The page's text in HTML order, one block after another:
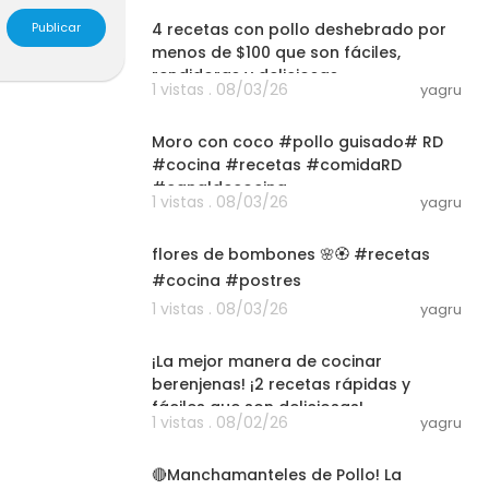
4 recetas con pollo deshebrado por
menos de $100 que son fáciles,
rendidoras y deliciosas
1 vistas . 08/03/26 yagru
Moro con coco #pollo guisado# RD
#cocina #recetas #comidaRD
#canaldecocina
#@injertoRDkitchen#subscr
1 vistas . 08/03/26 yagru
flores de bombones 🌸🏵️ #recetas
#cocina #postres
1 vistas . 08/03/26
yagru
¡La mejor manera de cocinar
berenjenas! ¡2 recetas rápidas y
fáciles que son deliciosas!
1 vistas . 08/02/26 yagru
🔴Manchamanteles de Pollo! La
Publicar